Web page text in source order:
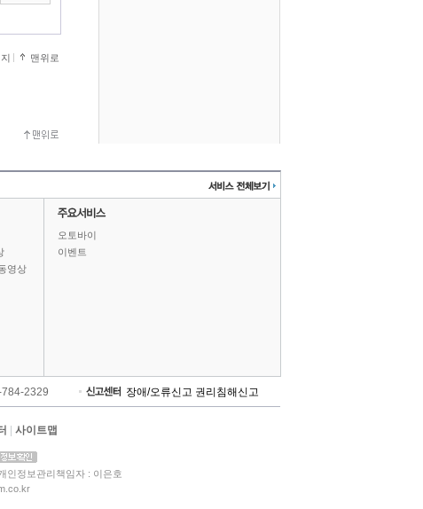
맨위로
영상
오토바이
이벤트
2329 장애/오류신고 권리침해신고
사이트맵
인정보관리책임자 : 이은호